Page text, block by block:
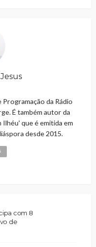
da Rádio
É também autor da
Ilhéu' que é emitida em
desde 2015.
com 8
de